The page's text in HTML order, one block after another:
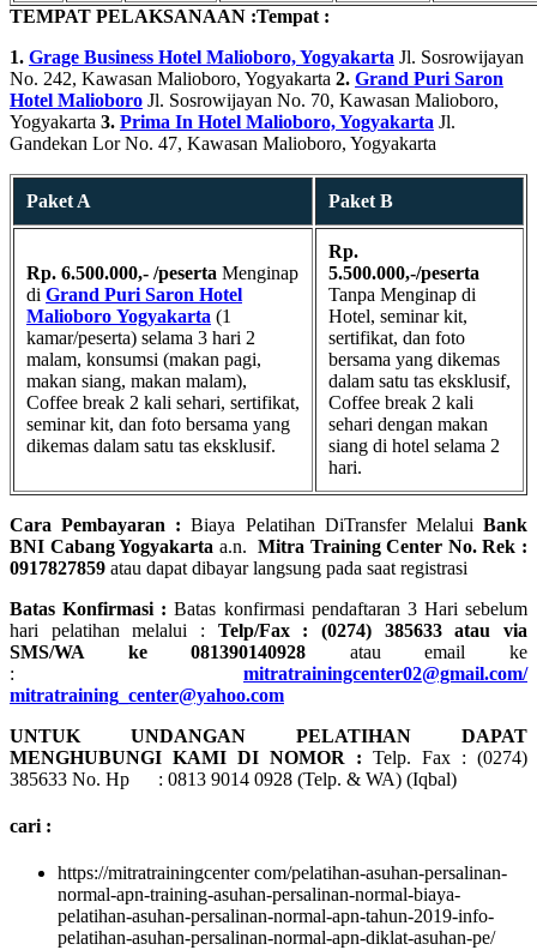
TEMPAT PELAKSANAAN :Tempat :
1. Grage Business Hotel Malioboro, Yogyakarta Jl. Sosrowijayan
No. 242, Kawasan Malioboro, Yogyakarta 2. Grand Puri Saron
Hotel Malioboro Jl. Sosrowijayan No. 70, Kawasan Malioboro,
Yogyakarta 3. Prima In Hotel Malioboro, Yogyakarta Jl.
Gandekan Lor No. 47, Kawasan Malioboro, Yogyakarta
Paket A Paket B
Rp. 6.500.000,- /peserta Menginap
di Grand Puri Saron Hotel
Malioboro Yogyakarta (1
kamar/peserta) selama 3 hari 2
malam, konsumsi (makan pagi,
makan siang, makan malam),
Coffee break 2 kali sehari, sertifikat,
seminar kit, dan foto bersama yang
dikemas dalam satu tas eksklusif.
Rp.
5.500.000,-/peserta
Tanpa Menginap di
Hotel, seminar kit,
sertifikat, dan foto
bersama yang dikemas
dalam satu tas eksklusif,
Coffee break 2 kali
sehari dengan makan
siang di hotel selama 2
hari.
Cara Pembayaran :Biaya Pelatihan DiTransfer MelaluiBank
BNI Cabang Yogyakarta a.n.Mitra Training Center No. Rek :
0917827859 atau dapat dibayar langsung pada saat registrasi
Batas Konfirmasi :Batas konfirmasi pendaftaran 3 Hari sebelum
hari pelatihan melalui : Telp/Fax : (0274) 385633 atau via
SMS/WA ke 081390140928 atau email ke
:
mitratrainingcenter02@gmail.com/
mitratraining_center@yahoo.com
UNTUK UNDANGAN PELATIHAN DAPAT
MENGHUBUNGI KAMI DI NOMOR : Telp. Fax : (0274)
385633 No. Hp : 0813 9014 0928 (Telp. & WA) (Iqbal)
cari :
https://mitratrainingcenter com/pelatihan-asuhan-persalinan-
normal-apn-training-asuhan-persalinan-normal-biaya-
pelatihan-asuhan-persalinan-normal-apn-tahun-2019-info-
pelatihan-asuhan-persalinan-normal-apn-diklat-asuhan-pe/